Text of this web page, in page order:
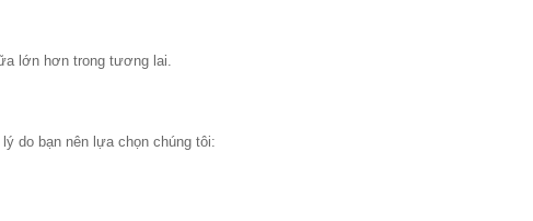
lớn hơn trong tương lai.
do bạn nên lựa chọn chúng tôi: